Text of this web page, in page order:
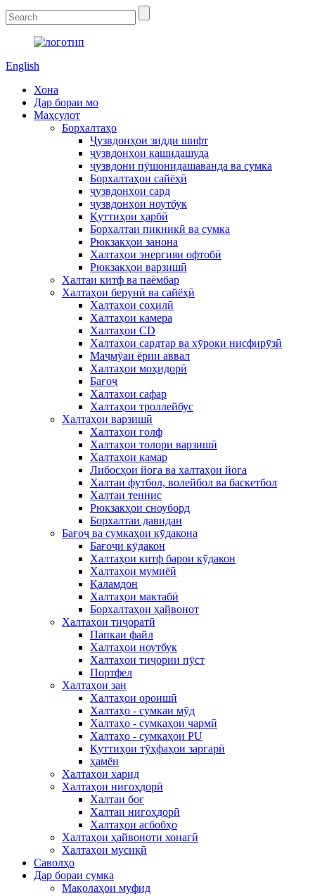
English
Хона
Дар бораи мо
Маҳсулот
Борхалтаҳо
Ҷузвдонҳои зидди шифт
ҷузвдонҳои кашидашуда
ҷузвдони пӯшонидашаванда ва сумка
Борхалтаҳои сайёҳӣ
ҷузвдонҳои сард
ҷузвдонҳои ноутбук
Қуттиҳои ҳарбӣ
Борхалтаи пикникӣ ва сумка
Рюкзакҳои занона
Халтаҳои энергияи офтобӣ
Рюкзакҳои варзишӣ
Халтаи китф ва паёмбар
Халтаҳои берунӣ ва сайёҳӣ
Халтаҳои соҳилӣ
Халтаҳои камера
Халтаҳои CD
Халтаҳои сардтар ва хӯроки нисфирӯзӣ
Маҷмӯаи ёрии аввал
Халтаҳои моҳидорӣ
Бағоҷ
Халтаҳои сафар
Халтаҳои троллейбус
Халтаҳои варзишӣ
Халтаҳои голф
Халтаҳои толори варзишӣ
Халтаҳои камар
Либосҳои йога ва халтаҳои йога
Халтаи футбол, волейбол ва баскетбол
Халтаи теннис
Рюкзакҳои сноуборд
Борхалтаи давидан
Бағоҷ ва сумкаҳои кӯдакона
Бағоҷи кӯдакон
Халтаҳои китф барои кӯдакон
Халтаҳои мумиёӣ
Қаламдон
Халтаҳои мактабӣ
Борхалтаҳои ҳайвонот
Халтаҳои тиҷоратӣ
Папкаи файл
Халтаҳои ноутбук
Халтаҳои тиҷории пӯст
Портфел
Халтаҳои зан
Халтаҳои ороишӣ
Халтаҳо - сумкаи мӯд
Халтаҳо - сумкаҳои чармӣ
Халтаҳо - сумкаҳои PU
Қуттиҳои тӯҳфаҳои заргарӣ
ҳамён
Халтаҳои харид
Халтаҳои нигоҳдорӣ
Халтаи боғ
Халтаи нигоҳдорӣ
Халтаҳои асбобҳо
Халтаҳои ҳайвоноти хонагӣ
Халтаҳои мусиқӣ
Саволҳо
Дар бораи сумка
Мақолаҳои муфид